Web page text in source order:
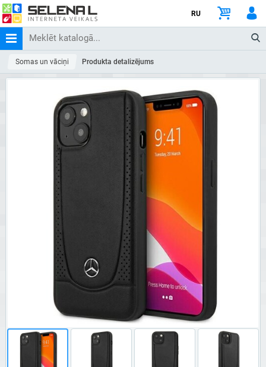
RU
Somas un vāciņi Produkta detalizējums